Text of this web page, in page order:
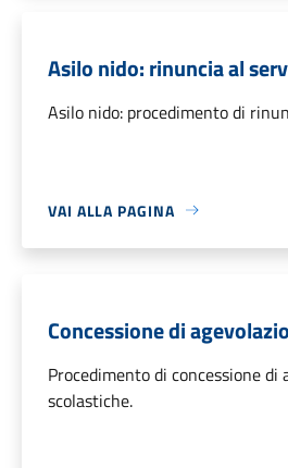
Asilo nido: rinuncia al
Asilo nido: procedimento di
VAI ALLA PAGINA
Concessione di
Procedimento di concessione di
scolastiche.